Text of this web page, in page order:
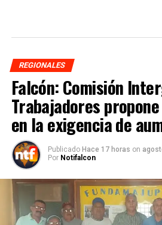
REGIONALES
Falcón: Comisión
Trabajadores
en la exigencia de
Publicado Hace 17 horas on
Por Notifalcon